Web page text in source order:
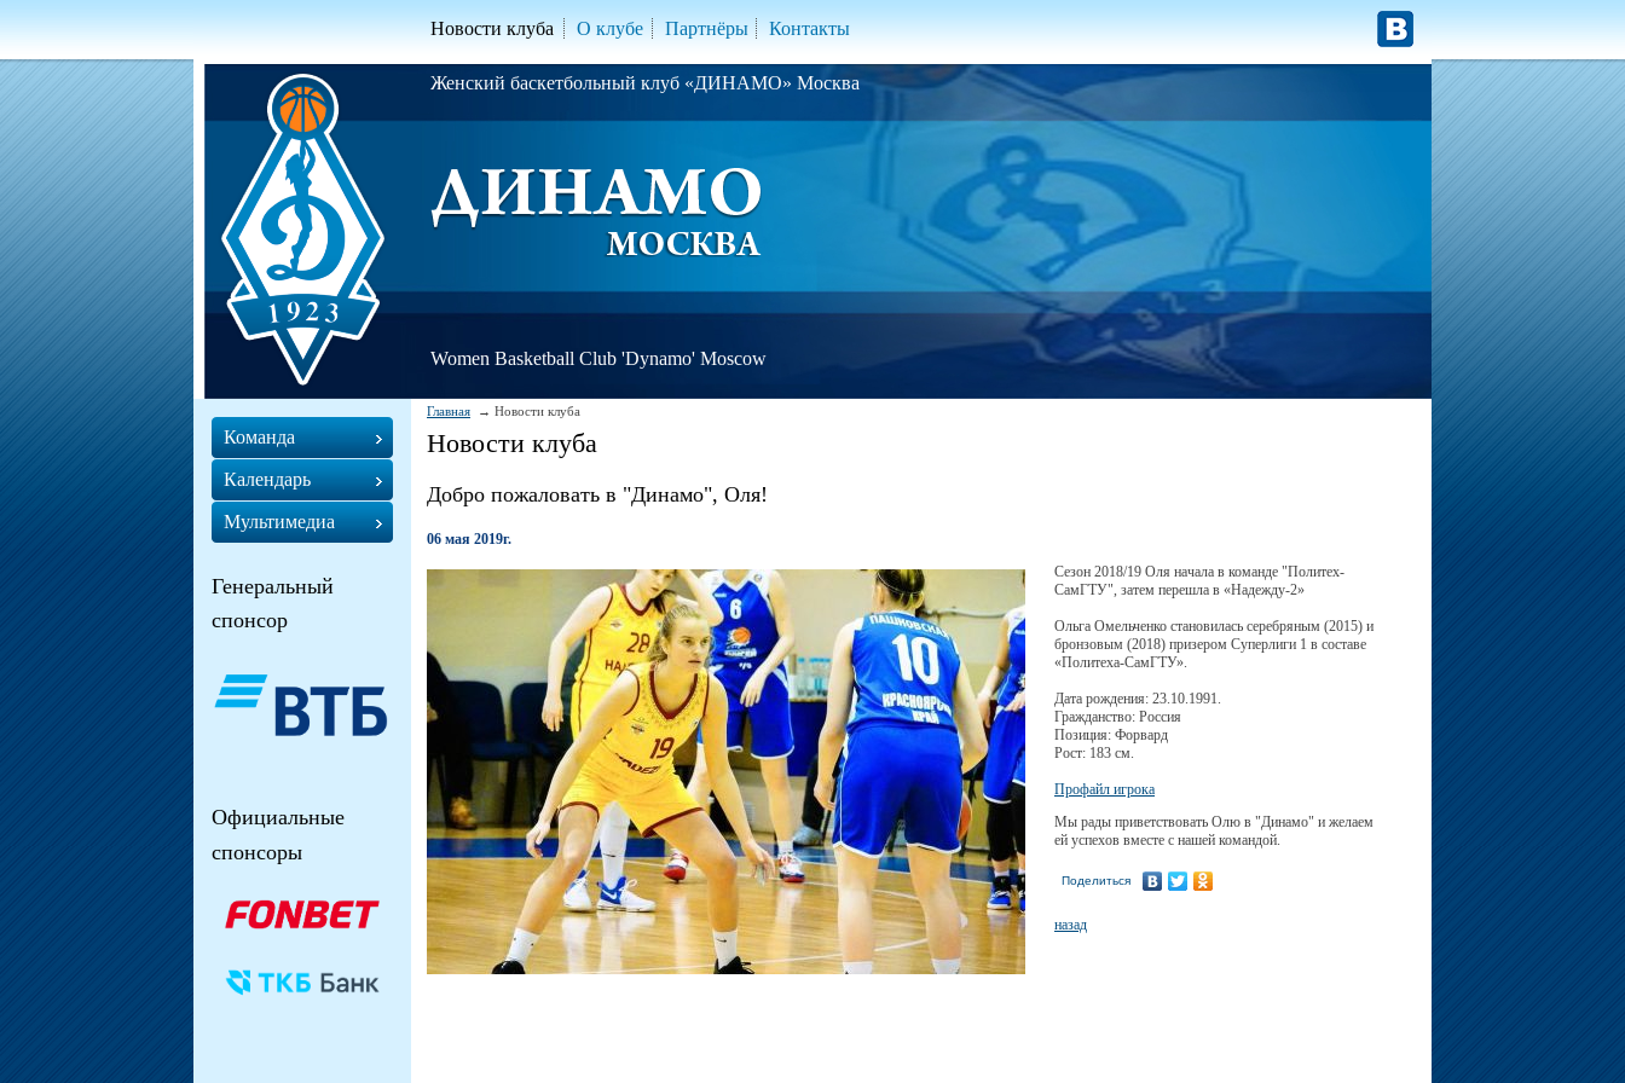
Новости клуба О клубе Партнёры Контакты
Женский баскетбольный клуб «ДИНАМО» Москва
Women Basketball Club 'Dynamo' Moscow
Главная Новости клуба
Новости клуба
Добро пожаловать в "Динамо", Оля!
06 мая 2019г.
Сезон 2018/19 Оля начала в команде "Политех-
СамГТУ", затем перешла в «Надежду-2»
Ольга Омельченко становилась серебряным (2015) и
бронзовым (2018) призером Суперлиги 1 в составе
«Политеха-СамГТУ».
Дата рождения: 23.10.1991.
Гражданство: Россия
Позиция: Форвард
Рост: 183 см.
Профайл игрока
Мы рады приветствовать Олю в "Динамо" и желаем
ей успехов вместе с нашей командой.
Поделиться
назад
Команда
Календарь
Мультимедиа
Генеральный
спонсор
Официальные
спонсоры